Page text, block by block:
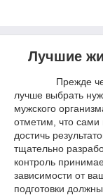
Лучшие
Прежде чем
лучше выбрать
мужского
отметим, что сами
достичь
тщательно
контроль
зависимости от
подготовки